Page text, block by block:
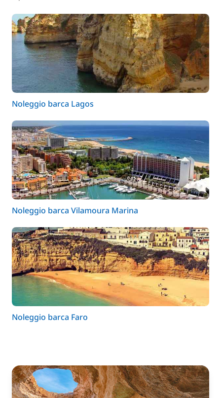
Noleggio barca Lagos
Noleggio barca Vilamoura Marina
Noleggio barca Faro